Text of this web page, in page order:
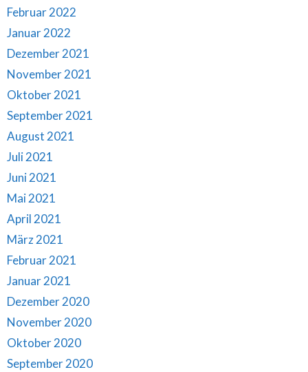
Februar 2022
Januar 2022
Dezember 2021
November 2021
Oktober 2021
September 2021
August 2021
Juli 2021
Juni 2021
Mai 2021
April 2021
März 2021
Februar 2021
Januar 2021
Dezember 2020
November 2020
Oktober 2020
September 2020